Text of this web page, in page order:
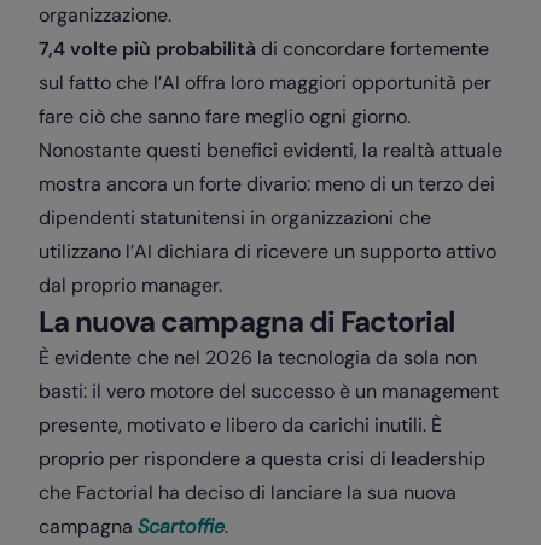
organizzazione.
7,4 volte più probabilità di concordare fortemente
sul fatto che l’AI offra loro maggiori opportunità per
fare ciò che sanno fare meglio ogni giorno.
Nonostante questi benefici evidenti, la realtà attuale
mostra ancora un forte divario: meno di un terzo dei
dipendenti statunitensi in organizzazioni che
utilizzano l’AI dichiara di ricevere un supporto attivo
dal proprio manager.
La nuova campagna di Factorial
È evidente che nel 2026 la tecnologia da sola non
basti: il vero motore del successo è un management
presente, motivato e libero da carichi inutili. È
proprio per rispondere a questa crisi di leadership
che Factorial ha deciso di lanciare la sua nuova
campagna Scartoffie.